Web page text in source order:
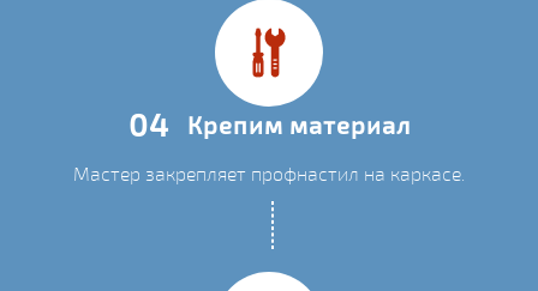
04 Крепим материал
Мастер закрепляет профнастил на каркасе.